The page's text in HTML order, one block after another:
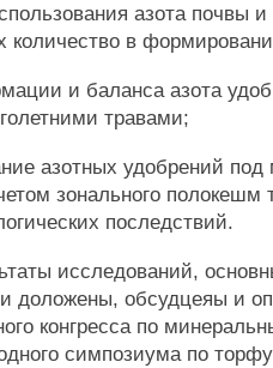
азота почвы
количество в
и баланса азота
травами;
азотных удобрений под
зонального полокешм
последствий.
исследований,
доложены, обсудцеяы и
конгресса по
симпозиума по